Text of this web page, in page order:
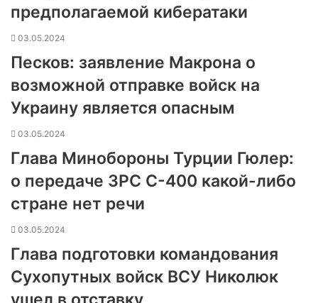
предполагаемой кибератаки
03.05.2024
Песков: заявление Макрона о
возможной отправке войск на
Украину является опасным
03.05.2024
Глава Минобороны Турции Гюлер:
о передаче ЗРС С-400 какой-либо
стране нет речи
03.05.2024
Глава подготовки командования
Сухопутных войск ВСУ Николюк